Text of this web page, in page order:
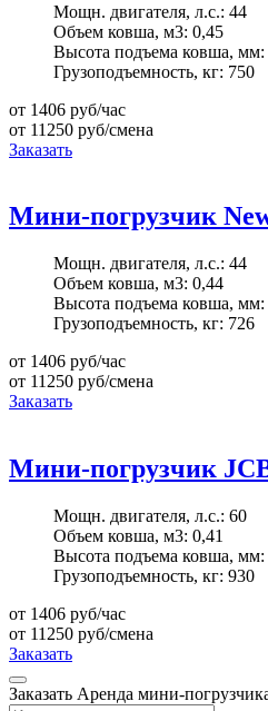
Мощн. двигателя, л.с.: 44
Объем ковша, м3: 0,45
Высота подъема ковша, мм:
Грузоподъемность, кг: 750
от 1406 руб/час
от 11250 руб/смена
Заказать
Мини-погрузчик
Мощн. двигателя, л.с.: 44
Объем ковша, м3: 0,44
Высота подъема ковша, мм:
Грузоподъемность, кг: 726
от 1406 руб/час
от 11250 руб/смена
Заказать
Мини-погрузчик
Мощн. двигателя, л.с.: 60
Объем ковша, м3: 0,41
Высота подъема ковша, мм:
Грузоподъемность, кг: 930
от 1406 руб/час
от 11250 руб/смена
Заказать
Заказать Аренда мини-